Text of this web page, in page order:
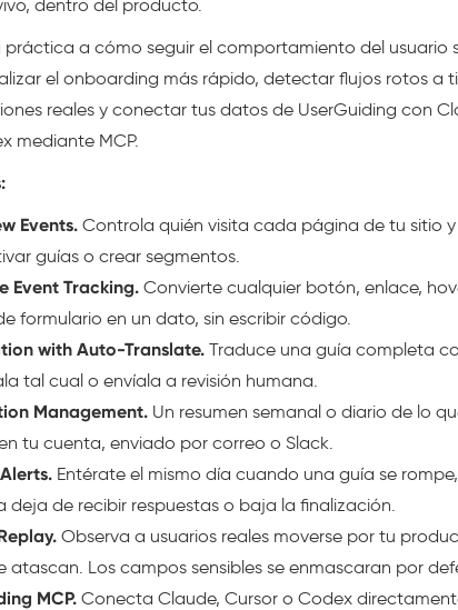
dentro del producto.
práctica a cómo seguir el comportamiento del usuario
el onboarding más rápido, detectar flujos rotos a
reales y conectar tus datos de UserGuiding con
mediante MCP.
Events. Controla quién visita cada página de tu sitio
guías o crear segmentos.
Event Tracking. Convierte cualquier botón, enlace,
formulario en un dato, sin escribir código.
with Auto-Translate. Traduce una guía completa
tal cual o envíala a revisión humana.
Management. Un resumen semanal o diario de lo
tu cuenta, enviado por correo o Slack.
Entérate el mismo día cuando una guía se
deja de recibir respuestas o baja la finalización.
Observa a usuarios reales moverse por tu
atascan. Los campos sensibles se enmascaran por
MCP. Conecta Claude, Cursor o Codex